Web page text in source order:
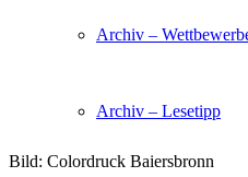
Archiv –
Archiv – Lesetipp
Bild: Colordruck Baiersbronn